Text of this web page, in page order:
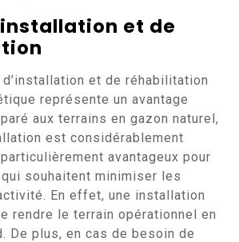
et de
et de réhabilitation
représente un avantage
aux terrains en gazon naturel,
est considérablement
avantageux pour
souhaitent minimiser les
En effet, une installation
rendre le terrain opérationnel en
De plus, en cas de besoin de